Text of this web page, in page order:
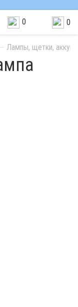
0 0
Лампы, щетки,